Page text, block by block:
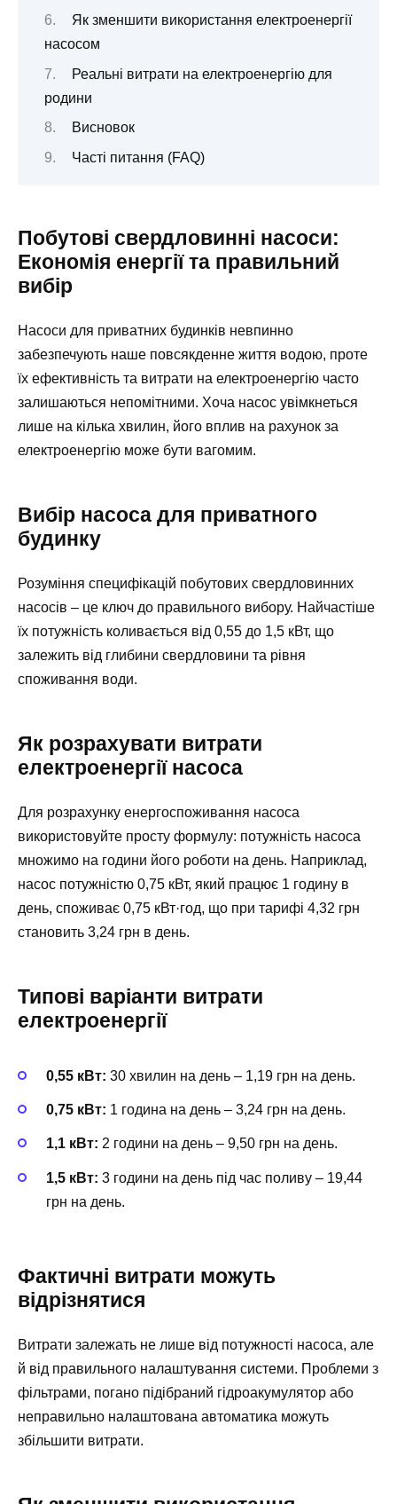
Як зменшити використання електроенергії
насосом
Реальні витрати на електроенергію для
родини
Висновок
Часті питання (FAQ)
Побутові свердловинні насоси:
Економія енергії та правильний
вибір
Насоси для приватних будинків невпинно
забезпечують наше повсякденне життя водою, проте
їх ефективність та витрати на електроенергію часто
залишаються непомітними. Хоча насос увімкнеться
лише на кілька хвилин, його вплив на рахунок за
електроенергію може бути вагомим.
Вибір насоса для приватного
будинку
Розуміння специфікацій побутових свердловинних
насосів – це ключ до правильного вибору. Найчастіше
їх потужність коливається від 0,55 до 1,5 кВт, що
залежить від глибини свердловини та рівня
споживання води.
Як розрахувати витрати
електроенергії насоса
Для розрахунку енергоспоживання насоса
використовуйте просту формулу: потужність насоса
множимо на години його роботи на день. Наприклад,
насос потужністю 0,75 кВт, який працює 1 годину в
день, споживає 0,75 кВт·год, що при тарифі 4,32 грн
становить 3,24 грн в день.
Типові варіанти витрати
електроенергії
0,55 кВт: 30 хвилин на день – 1,19 грн на день.
0,75 кВт: 1 година на день – 3,24 грн на день.
1,1 кВт: 2 години на день – 9,50 грн на день.
1,5 кВт: 3 години на день під час поливу – 19,44
грн на день.
Фактичні витрати можуть
відрізнятися
Витрати залежать не лише від потужності насоса, але
й від правильного налаштування системи. Проблеми з
фільтрами, погано підібраний гідроакумулятор або
неправильно налаштована автоматика можуть
збільшити витрати.